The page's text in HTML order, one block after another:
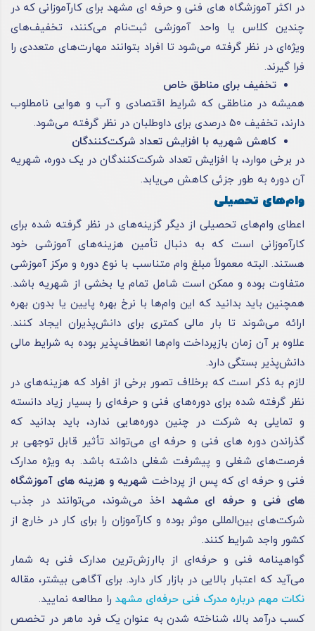
در اکثر آموزشگاه های فنی و حرفه ای مشهد برای کارآموزانی که در
چندین کلاس یا واحد آموزشی ثبت‌نام می‌کنند، تخفیف‌های
ویژه‌ای در نظر گرفته می‌شود تا افراد بتوانند مهارت‌های متعددی را
فرا گیرند.
تخفیف برای مناطق خاص
همیشه در مناطقی که شرایط اقتصادی و آب و هوایی نامطلوب
دارند، تخفیف ۵۰ درصدی برای داوطلبان در نظر گرفته می‌شود.
کاهش شهریه با افزایش تعداد شرکت‌کنندگان
در برخی موارد، با افزایش تعداد شرکت‌کنندگان در یک دوره، شهریه
آن دوره به طور جزئی کاهش می‌یابد.
وام‌های تحصیلی
اعطای وام‌های تحصیلی از دیگر گزینه‌های در نظر گرفته شده برای
کارآموزانی است که به دنبال تأمین هزینه‌های آموزشی خود
هستند. البته معمولاً مبلغ وام متناسب با نوع دوره و مرکز آموزشی
متفاوت بوده و ممکن است شامل تمام یا بخشی از شهریه باشد.
همچنین باید بدانید که این وام‌ها با نرخ بهره پایین یا بدون بهره
ارائه می‌شوند تا بار مالی کمتری برای دانش‌پذیران ایجاد کنند.
علاوه بر آن زمان بازپرداخت وام‌ها انعطاف‌پذیر بوده به شرایط مالی
دانش‌پذیر بستگی دارد.
لازم به ذکر است که برخلاف تصور برخی از افراد که هزینه‌های در
نظر گرفته شده برای دوره‌های فنی و حرفه‌ای را بسیار زیاد دانسته
و تمایلی به شرکت در چنین دوره‌هایی ندارد، باید بدانید که
گذراندن دوره های فنی و حرفه ای می‌تواند تأثیر قابل توجهی بر
فرصت‌های شغلی و پیشرفت شغلی داشته باشد. به ویژه مدارک
فنی و حرفه ای که پس از پرداخت شهریه و هزینه های آموزشگاه
های فنی و حرفه ای مشهد اخذ می‌شوند، می‌توانند در جذب
شرکت‌های بین‌المللی موثر بوده و کارآموزان را برای کار در خارج از
کشور واجد شرایط کنند.
گواهینامه فنی و حرفه‌ای از باارزش‌ترین مدارک فنی به شمار
می‌آید که اعتبار بالایی در بازار کار دارد. برای آگاهی بیشتر، مقاله
نکات مهم درباره مدرک فنی حرفه‌ای مشهد را مطالعه نمایید.
کسب درآمد بالا، شناخته شدن به ‌عنوان یک فرد ماهر در تخصص